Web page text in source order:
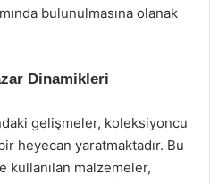
bulunulmasına olanak
Dinamikleri
gelişmeler, koleksiyoncu
heyecan yaratmaktadır. Bu
malzemeler,